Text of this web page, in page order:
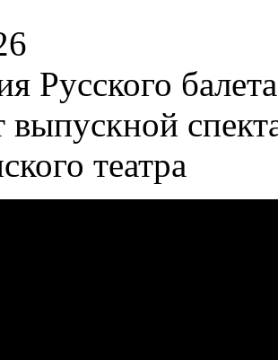
Русского
выпускной
театра